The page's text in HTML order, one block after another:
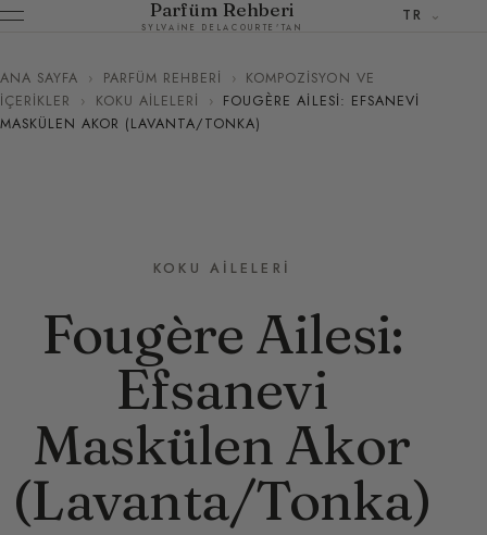
Parfüm Rehberi
SYLVAINE DELACOURTE'TAN
TR
ANA SAYFA › PARFÜM REHBERI › KOMPOZISYON VE
İÇERIKLER
› KOKU AILELERI › FOUGÈRE AILESI: EFSANEVI
MASKÜLEN AKOR (LAVANTA/TONKA)
KOKU AILELERI
Fougère Ailesi:
Efsanevi
Maskülen Akor
(Lavanta/Tonka)